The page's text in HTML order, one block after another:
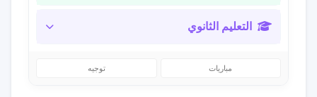
التعليم الثانوي
مباريات توجيه